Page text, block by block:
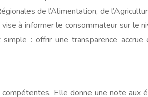
de l’Alimentation, de
à informer le consommateur sur le
: offrir une transparence
Elle donne une note aux